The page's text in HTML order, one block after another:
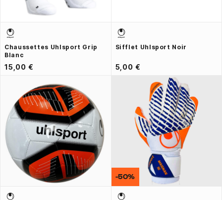
Chaussettes Uhlsport Grip
Blanc
15,00 €
Sifflet Uhlsport Noir
5,00 €
-50%